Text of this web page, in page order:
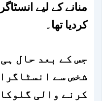
منانے کے لیے
کردیا تھا۔
جس کے بعد حال
شخص سے
کرنے والی